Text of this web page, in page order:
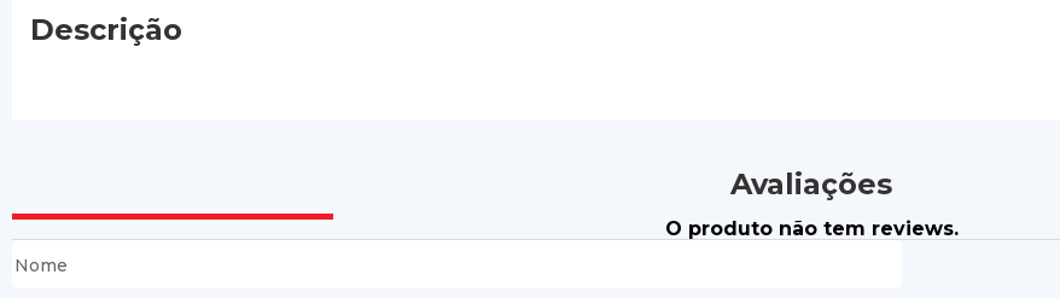
Descrição
Avaliações
O produto não tem reviews.